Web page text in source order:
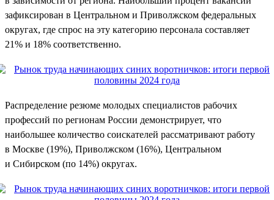
зафиксирован в Центральном и Приволжском федеральных
округах, где спрос на эту категорию персонала составляет
21% и 18% соответственно.
Распределение резюме молодых специалистов рабочих
профессий по регионам России демонстрирует, что
наибольшее количество соискателей рассматривают работу
в Москве (19%), Приволжском (16%), Центральном
и Сибирском (по 14%) округах.